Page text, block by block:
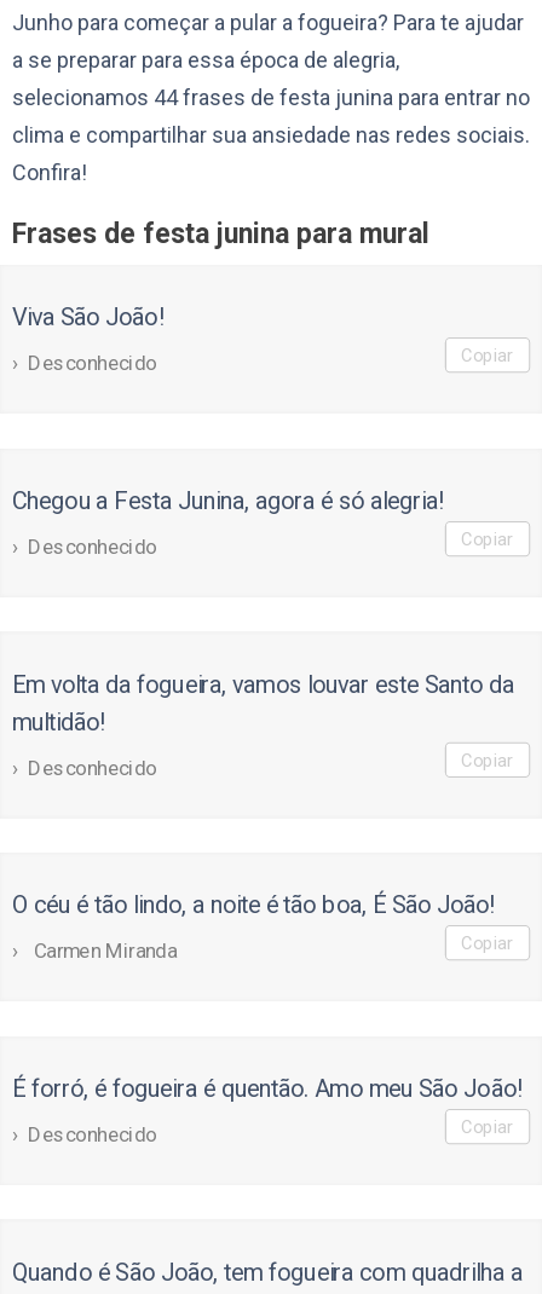
Junho para começar a pular a fogueira? Para te ajudar
a se preparar para essa época de alegria,
selecionamos 44 frases de festa junina para entrar no
clima e compartilhar sua ansiedade nas redes sociais.
Confira!
Frases de festa junina para mural
Viva São João!
Desconhecido Copiar
Chegou a Festa Junina, agora é só alegria!
Desconhecido Copiar
Em volta da fogueira, vamos louvar este Santo da
multidão!
Desconhecido Copiar
O céu é tão lindo, a noite é tão boa, É São João!
Carmen Miranda Copiar
É forró, é fogueira é quentão. Amo meu São João!
Desconhecido Copiar
Quando é São João, tem fogueira com quadrilha a